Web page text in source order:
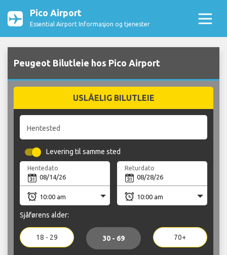
Pico Airport
Essential Airport Informasjon og tjenester
Peugeot Bilutleie hos Pico Airport
USLÅELIG BILUTLEIE
Hentested
Levering til samme sted
Hentedato Returdato
Sjåførens alder:
18 - 29 30 - 69 70+